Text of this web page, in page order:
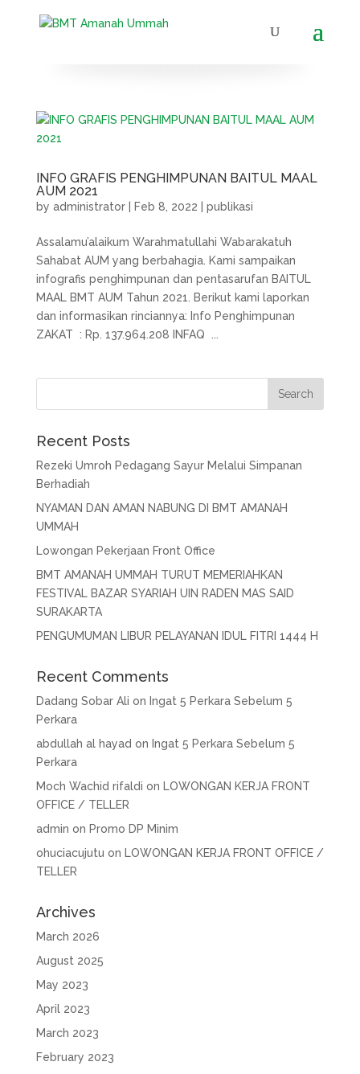
INFO GRAFIS PENGHIMPUNAN BAITUL MAAL
AUM 2021
by administrator| Feb 8, 2022 publikasi
Assalamu’alaikum Warahmatullahi Wabarakatuh
Sahabat AUM yang berbahagia. Kami sampaikan
infografis penghimpunan dan pentasarufan BAITUL
MAAL BMT AUM Tahun 2021. Berikut kami laporkan
dan informasikan rinciannya: Info Penghimpunan
ZAKAT : Rp. 137.964.208 INFAQ ...
Recent Posts
Rezeki Umroh Pedagang Sayur Melalui Simpanan
Berhadiah
NYAMAN DAN AMAN NABUNG DI BMT AMANAH
UMMAH
Lowongan Pekerjaan Front Office
BMT AMANAH UMMAH TURUT MEMERIAHKAN
FESTIVAL BAZAR SYARIAH UIN RADEN MAS SAID
SURAKARTA
PENGUMUMAN LIBUR PELAYANAN IDUL FITRI 1444 H
Recent Comments
Dadang Sobar Ali on Ingat 5 Perkara Sebelum 5
Perkara
abdullah al hayad on Ingat 5 Perkara Sebelum 5
Perkara
Moch Wachid rifaldi on LOWONGAN KERJA FRONT
OFFICE / TELLER
admin on Promo DP Minim
ohuciacujutu on LOWONGAN KERJA FRONT OFFICE /
TELLER
Archives
March 2026
August 2025
May 2023
April 2023
March 2023
February 2023